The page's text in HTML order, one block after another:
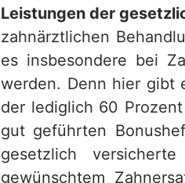
Leistungen der
zahnärztlichen
es insbesondere bei
werden. Denn hier gibt
der lediglich 60
gut geführten
gesetzlich
gewünschtem